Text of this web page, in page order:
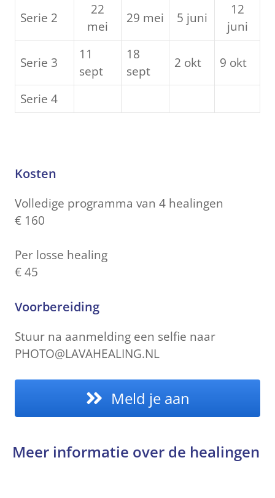
Serie 2
22
mei
29 mei 5 juni
12
juni
Serie 3
11
sept
18
sept
2 okt 9 okt
Serie 4
Kosten
Volledige programma van 4 healingen
€ 160
Per losse healing
€ 45
Voorbereiding
Stuur na aanmelding een selfie naar
PHOTO@LAVAHEALING.NL
Meld je aan
Meer informatie over de healingen